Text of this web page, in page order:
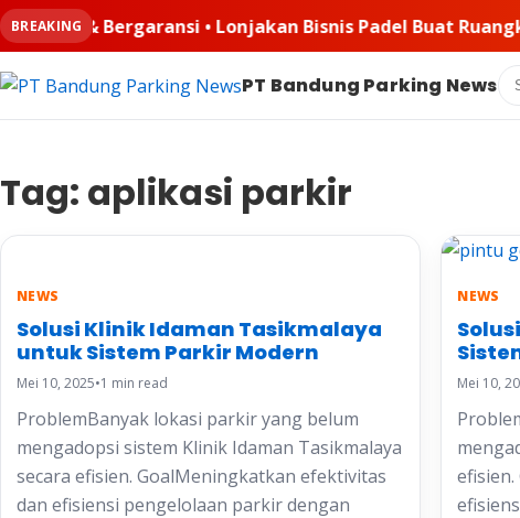
BREAKING Bisnis Padel Buat Ruangkayu.com
PT Bandung Parking News
Tag: aplikasi parkir
NEWS
Solusi Klinik Idaman Tasikmalaya
untuk Sistem Parkir Modern
Mei 10, 2025•1 min read
ProblemBanyak lokasi parkir yang belum
mengadopsi sistem Klinik Idaman Tasikmalaya
secara efisien. GoalMeningkatkan efektivitas
dan efisiensi pengelolaan parkir dengan
NEWS
Mei 10,